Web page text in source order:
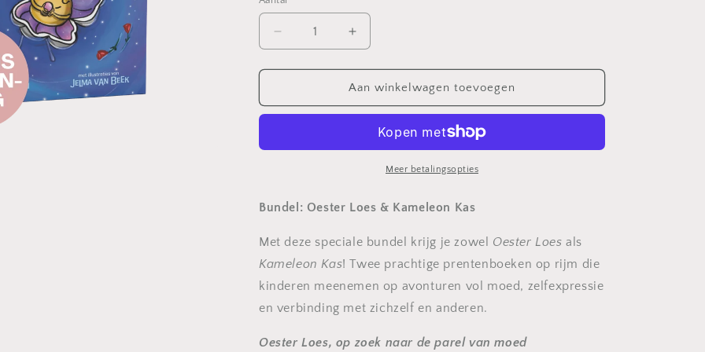
Aantal
verlagen
voor
Oester
Kameleon
Aantal
verhogen
voor
Bundel:
Oester
Kameleon
Aan winkelwagen toevoegen
Meer betalingsopties
Bundel: Oester Loes & Kameleon Kas
Met deze speciale bundel krijg je zowel Oester Loes als
Kameleon Kas! Twee prachtige prentenboeken op rijm die
kinderen meenemen op avonturen vol moed, zelfexpressie
en verbinding met zichzelf en anderen.
Oester Loes, op zoek naar de parel van moed